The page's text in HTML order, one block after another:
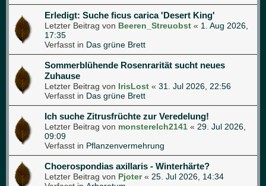
Erledigt: Suche ficus carica 'Desert King'
Letzter Beitrag von Beeren_Streuobst « 1. Aug 2026,
17:35
Verfasst in Das grüne Brett
Sommerblühende Rosenrarität sucht neues
Zuhause
Letzter Beitrag von IrisLost « 31. Jul 2026, 22:56
Verfasst in Das grüne Brett
Ich suche Zitrusfrüchte zur Veredelung!
Letzter Beitrag von monsterelch2141 « 29. Jul 2026,
09:09
Verfasst in Pflanzenvermehrung
Choerospondias axillaris - Winterhärte?
Letzter Beitrag von Pjoter« 25. Jul 2026, 14:34